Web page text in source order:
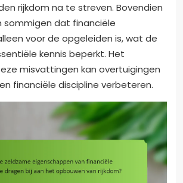
rijkdom na te streven. Bovendien
sommigen dat financiële
voor de opgeleiden is, wat de
kennis beperkt. Het
misvattingen kan overtuigingen
financiële discipline verbeteren.